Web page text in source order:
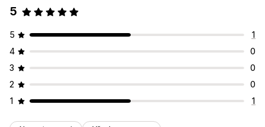
5
5
1
4
0
3
0
2
0
1
1